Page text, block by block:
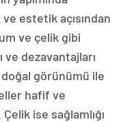
ve estetik açısından
ve çelik gibi
dezavantajları
görünümü ile
hafif ve
ise sağlamlığı